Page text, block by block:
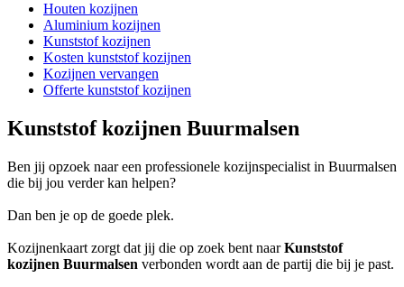
Houten kozijnen
Aluminium kozijnen
Kunststof kozijnen
Kosten kunststof kozijnen
Kozijnen vervangen
Offerte kunststof kozijnen
Kunststof kozijnen Buurmalsen
Ben jij opzoek naar een professionele kozijnspecialist in Buurmalsen
die bij jou verder kan helpen?
Dan ben je op de goede plek.
Kozijnenkaart zorgt dat jij die op zoek bent naarKunststof
kozijnen Buurmalsen verbonden wordt aan de partij die bij je past.